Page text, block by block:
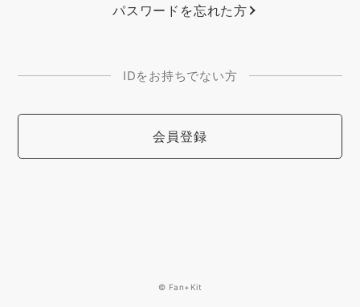
パスワードを忘れた方
IDをお持ちでない方
会員登録
© Fan+Kit